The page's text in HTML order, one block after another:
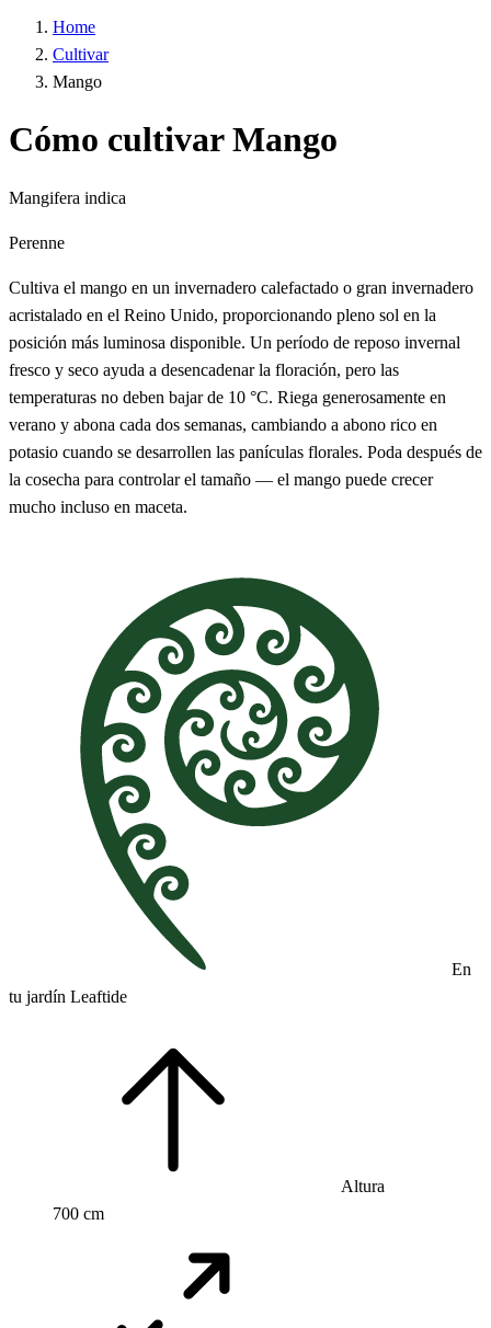
Home
Cultivar
Mango
Cómo cultivar Mango
Mangifera indica
Perenne
Cultiva el mango en un invernadero calefactado o gran invernadero
acristalado en el Reino Unido, proporcionando pleno sol en la
posición más luminosa disponible. Un período de reposo invernal
fresco y seco ayuda a desencadenar la floración, pero las
temperaturas no deben bajar de 10 °C. Riega generosamente en
verano y abona cada dos semanas, cambiando a abono rico en
potasio cuando se desarrollen las panículas florales. Poda después de
la cosecha para controlar el tamaño — el mango puede crecer
mucho incluso en maceta.
En
tu jardín Leaftide
Altura
700 cm